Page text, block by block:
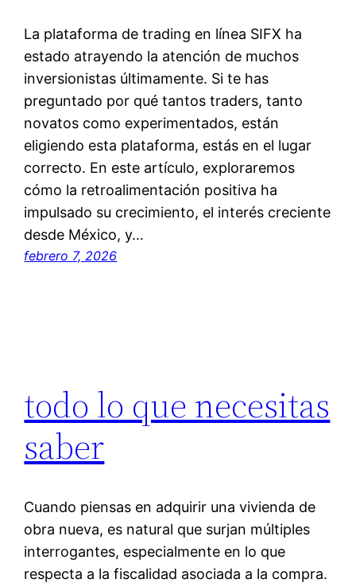
La plataforma de trading en línea SIFX ha
estado atrayendo la atención de muchos
inversionistas últimamente. Si te has
preguntado por qué tantos traders, tanto
novatos como experimentados, están
eligiendo esta plataforma, estás en el lugar
correcto. En este artículo, exploraremos
cómo la retroalimentación positiva ha
impulsado su crecimiento, el interés creciente
desde México, y…
febrero 7, 2026
todo lo que necesitas
saber
Cuando piensas en adquirir una vivienda de
obra nueva, es natural que surjan múltiples
interrogantes, especialmente en lo que
respecta a la fiscalidad asociada a la compra.